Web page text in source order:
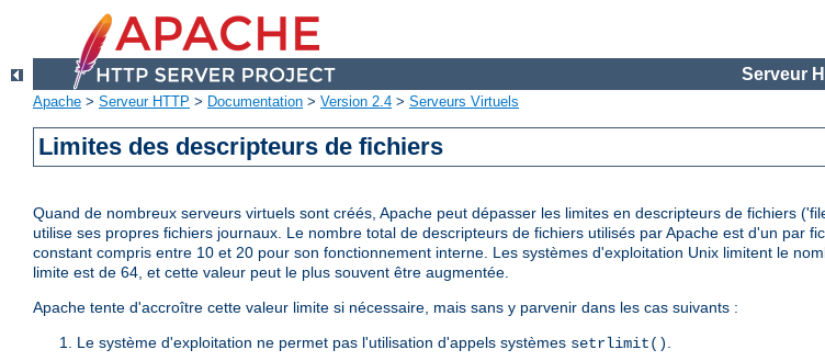
Serveur
Apache > Serveur HTTP > Documentation > Version 2.4 > Serveurs Virtuels
Limites des descripteurs de fichiers
Quand de nombreux serveurs virtuels sont créés, Apache peut dépasser les limites en descripteurs de fichiers
utilise ses propres fichiers journaux. Le nombre total de descripteurs de fichiers utilisés par Apache est d'un par
constant compris entre 10 et 20 pour son fonctionnement interne. Les systèmes d'exploitation Unix limitent le
limite est de 64, et cette valeur peut le plus souvent être augmentée.
Apache tente d'accroître cette valeur limite si nécessaire, mais sans y parvenir dans les cas suivants :
Le système d'exploitation ne permet pas l'utilisation d'appels systèmes setrlimit().